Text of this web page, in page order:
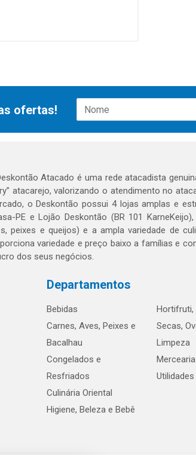
ofertas!
Atacado é uma rede atacadista
atacarejo, valorizando o atendimento no
o Deskontão possui 4 lojas amplas e
PE e Lojão Deskontão (BR 101
peixes e queijos) e a ampla variedade de
variedade e preço baixo a famílias e
dos seus negócios.
Departamentos
Bebidas
Carnes, Aves, Peixes e
Bacalhau
Congelados e
Resfriados
Culinária Oriental
Higiene, Beleza e Bebê
Hortifruti,
Secas,
Limpeza
Mercearia